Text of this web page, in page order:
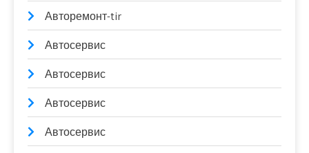
Авторемонт-tir
Автосервис
Автосервис
Автосервис
Автосервис